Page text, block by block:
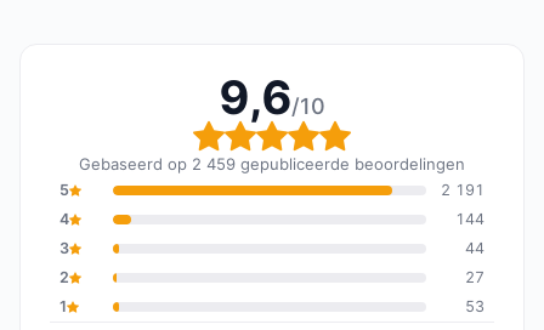
9,6/10
Algemene beoordeling:
Gebaseerd op 2 459 gepubliceerde beoordelingen
5
2 191
4
144
3
44
2
27
1
53